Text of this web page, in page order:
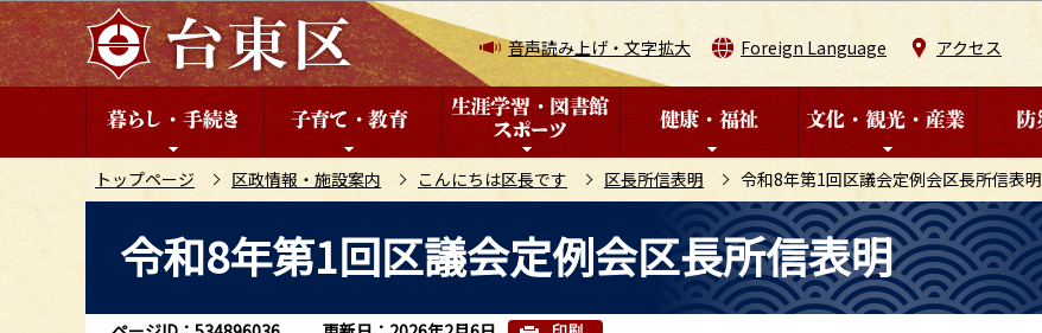
こ
の
ペ
音声読み上げ・文字拡大 Foreign Language アクセス
トップページ 区政情報・施設案内 こんにちは区長です 区長所信表明 令和8年第1回区議会定例会区長所信表明
こ
令和8年第1回区議会定例会区長所信表明